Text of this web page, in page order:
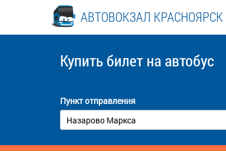
АВТОВОКЗАЛ КРАСНОЯРСК
Купить билет на автобус
Пункт отправления